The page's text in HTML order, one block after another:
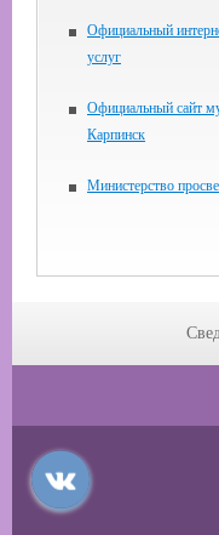
Официальный
услуг
Официальный сайт
Карпинск
Министерство